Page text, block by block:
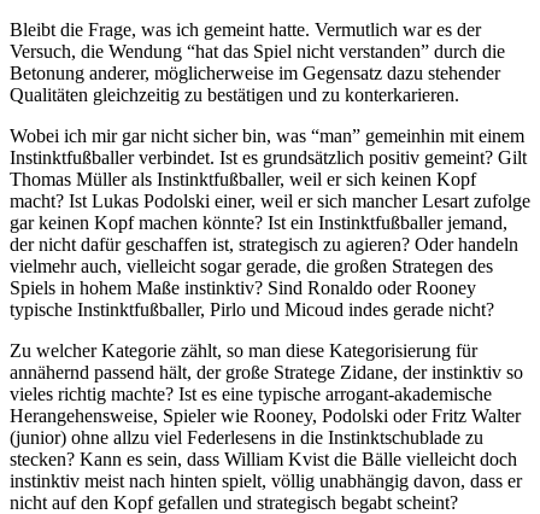
Bleibt die Frage, was ich gemeint hatte. Vermutlich war es der
Versuch, die Wendung “hat das Spiel nicht verstanden” durch die
Betonung anderer, möglicherweise im Gegensatz dazu stehender
Qualitäten gleichzeitig zu bestätigen und zu konterkarieren.
Wobei ich mir gar nicht sicher bin, was “man” gemeinhin mit einem
Instinktfußballer verbindet. Ist es grundsätzlich positiv gemeint? Gilt
Thomas Müller als Instinktfußballer, weil er sich keinen Kopf
macht? Ist Lukas Podolski einer, weil er sich mancher Lesart zufolge
gar keinen Kopf machen könnte? Ist ein Instinktfußballer jemand,
der nicht dafür geschaffen ist, strategisch zu agieren? Oder handeln
vielmehr auch, vielleicht sogar gerade, die großen Strategen des
Spiels in hohem Maße instinktiv? Sind Ronaldo oder Rooney
typische Instinktfußballer, Pirlo und Micoud indes gerade nicht?
Zu welcher Kategorie zählt, so man diese Kategorisierung für
annähernd passend hält, der große Stratege Zidane, der instinktiv so
vieles richtig machte? Ist es eine typische arrogant-akademische
Herangehensweise, Spieler wie Rooney, Podolski oder Fritz Walter
(junior) ohne allzu viel Federlesens in die Instinktschublade zu
stecken? Kann es sein, dass William Kvist die Bälle vielleicht doch
instinktiv meist nach hinten spielt, völlig unabhängig davon, dass er
nicht auf den Kopf gefallen und strategisch begabt scheint?